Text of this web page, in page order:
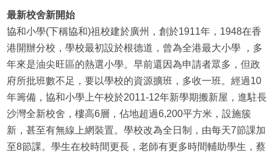
最新校舍新開始
協和小學(下稱協和)祖校建於廣州，創於1911年，1948在香
港開辦分校，學校最初設於根德道，曾為全港最大小學 ，多
年來是油尖旺區的熱選小學。早前還因為申請者眾多，但政
府所批班數不足，要以學校的資源擴班，多收一班。經過10
年籌備，協和小學上午校於2011-12年新學期搬新屋，進駐長
沙灣全新校舍，樓高6層，佔地超過6,200平方米，設施簇
新，甚至有無線上網裝置。學校改為全日制，由每天7節課加
至8節課。學生在校時間更長，老師有更多時間輔助學生，蔡